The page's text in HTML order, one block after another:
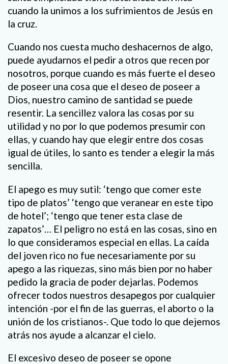
cuando la unimos a los sufrimientos de Jesús en
la cruz.
Cuando nos cuesta mucho deshacernos de algo,
puede ayudarnos el pedir a otros que recen por
nosotros, porque cuando es más fuerte el deseo
de poseer una cosa que el deseo de poseer a
Dios, nuestro camino de santidad se puede
resentir. La sencillez valora las cosas por su
utilidad y no por lo que podemos presumir con
ellas, y cuando hay que elegir entre dos cosas
igual de útiles, lo santo es tender a elegir la más
sencilla.
El apego es muy sutil: ‘tengo que comer este
tipo de platos’ ‘tengo que veranear en este tipo
de hotel’; ‘tengo que tener esta clase de
zapatos’… El peligro no está en las cosas, sino en
lo que consideramos especial en ellas. La caída
del joven rico no fue necesariamente por su
apego a las riquezas, sino más bien por no haber
pedido la gracia de poder dejarlas. Podemos
ofrecer todos nuestros desapegos por cualquier
intención -por el fin de las guerras, el aborto o la
unión de los cristianos-. Que todo lo que dejemos
atrás nos ayude a alcanzar el cielo.
El excesivo deseo de poseer se opone